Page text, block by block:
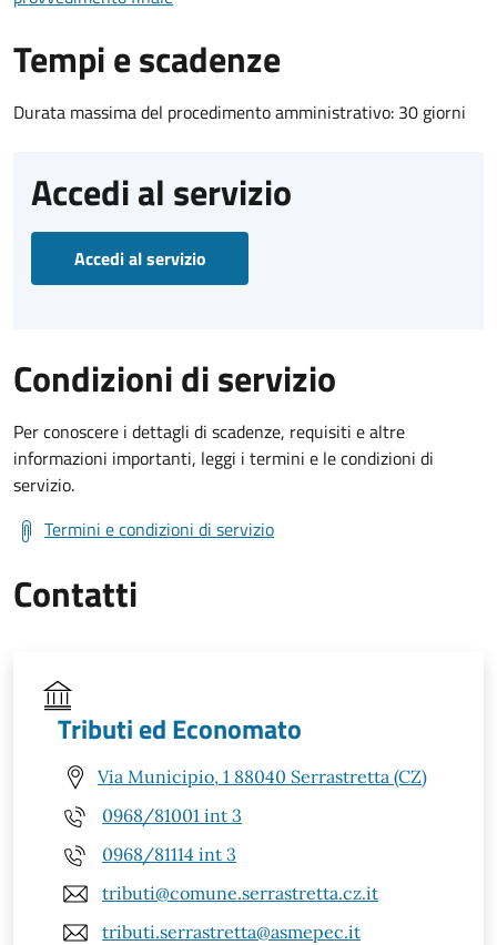
Tempi e scadenze
Durata massima del procedimento amministrativo: 30 giorni
Accedi al servizio
Accedi al servizio
Condizioni di servizio
Per conoscere i dettagli di scadenze, requisiti e altre
informazioni importanti, leggi i termini e le condizioni di
servizio.
Termini e condizioni di servizio
Contatti
Tributi ed Economato
Via Municipio, 1 88040 Serrastretta (CZ)
0968/81001 int 3
0968/81114 int 3
tributi@comune.serrastretta.cz.it
tributi.serrastretta@asmepec.it